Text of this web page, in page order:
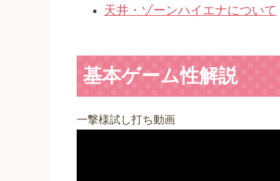
天井・ゾーンハイエナについて
基本ゲーム性解説
一撃様試し打ち動画